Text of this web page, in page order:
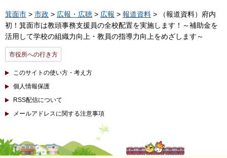
箕面市 > 市政 > 広報・広聴 > 広報 > 報道資料 > （報道資料）府内
初！箕面市は教頭事務支援員の全校配置を実施します！～補助金を
活用して学校の組織力向上・教員の指導力向上をめざします～
市役所への行き方
このサイトの使い方・考え方
個人情報保護
RSS配信について
メールアドレスに関する注意事項